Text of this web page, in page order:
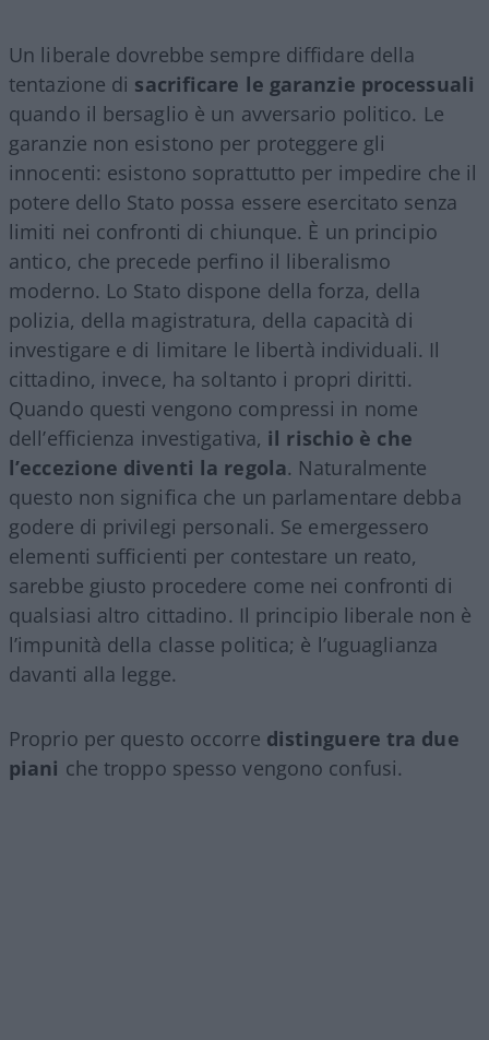
Un liberale dovrebbe sempre diffidare della
tentazione di sacrificare le garanzie processuali
quando il bersaglio è un avversario politico. Le
garanzie non esistono per proteggere gli
innocenti: esistono soprattutto per impedire che il
potere dello Stato possa essere esercitato senza
limiti nei confronti di chiunque. È un principio
antico, che precede perfino il liberalismo
moderno. Lo Stato dispone della forza, della
polizia, della magistratura, della capacità di
investigare e di limitare le libertà individuali. Il
cittadino, invece, ha soltanto i propri diritti.
Quando questi vengono compressi in nome
dell’efficienza investigativa, il rischio è che
l’eccezione diventi la regola. Naturalmente
questo non significa che un parlamentare debba
godere di privilegi personali. Se emergessero
elementi sufficienti per contestare un reato,
sarebbe giusto procedere come nei confronti di
qualsiasi altro cittadino. Il principio liberale non è
l’impunità della classe politica; è l’uguaglianza
davanti alla legge.
Proprio per questo occorre distinguere tra due
piani che troppo spesso vengono confusi.